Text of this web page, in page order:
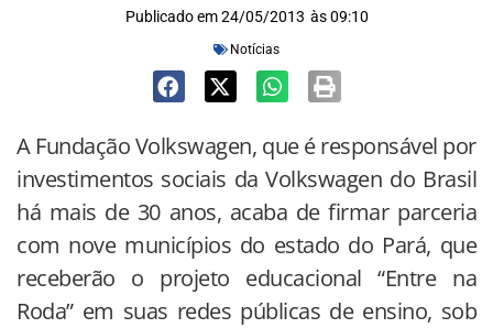
Publicado em 24/05/2013 às 09:10
Notícias
A Fundação Volkswagen, que é responsável por
investimentos sociais da Volkswagen do Brasil
há mais de 30 anos, acaba de firmar parceria
com nove municípios do estado do Pará, que
receberão o projeto educacional “Entre na
Roda” em suas redes públicas de ensino, sob